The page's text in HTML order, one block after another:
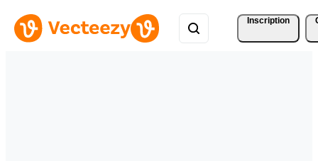
Inscription